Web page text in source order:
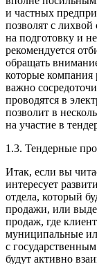
и частных
позволят с лихвой
на подготовку и
рекомендуется
обращать
которые
важно
проводятся в
позволит в
на участие в
1.3. Тендерные
Итак, если вы
интересует
отдела, который
продажи, или
продаж, где
муниципальные
с
будут активно